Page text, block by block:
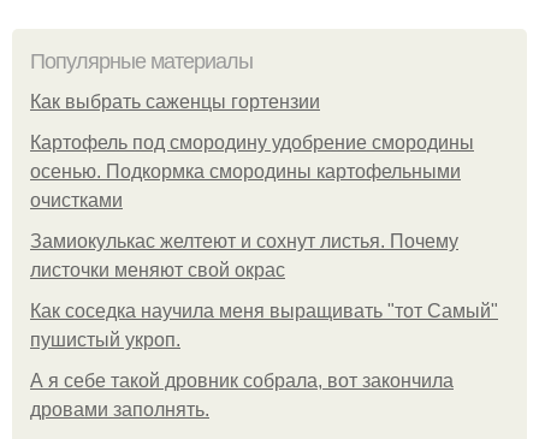
Популярные материалы
Как выбрать саженцы гортензии
Картофель под смородину удобрение смородины
осенью. Подкормка смородины картофельными
очистками
Замиокулькас желтеют и сохнут листья. Почему
листочки меняют свой окрас
Как соседка научила меня выращивать "тот Самый"
пушистый укроп.
А я себе такой дровник собрала, вот закончила
дровами заполнять.